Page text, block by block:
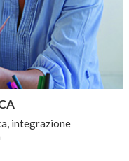
integrazione